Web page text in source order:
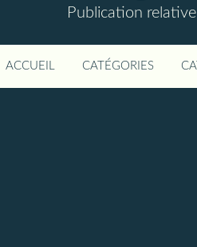
Publication
ACCUEIL CATÉGORIES